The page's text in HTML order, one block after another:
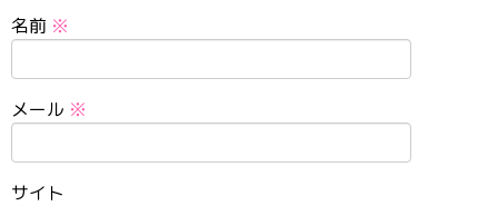
名前 ※
メール ※
サイト